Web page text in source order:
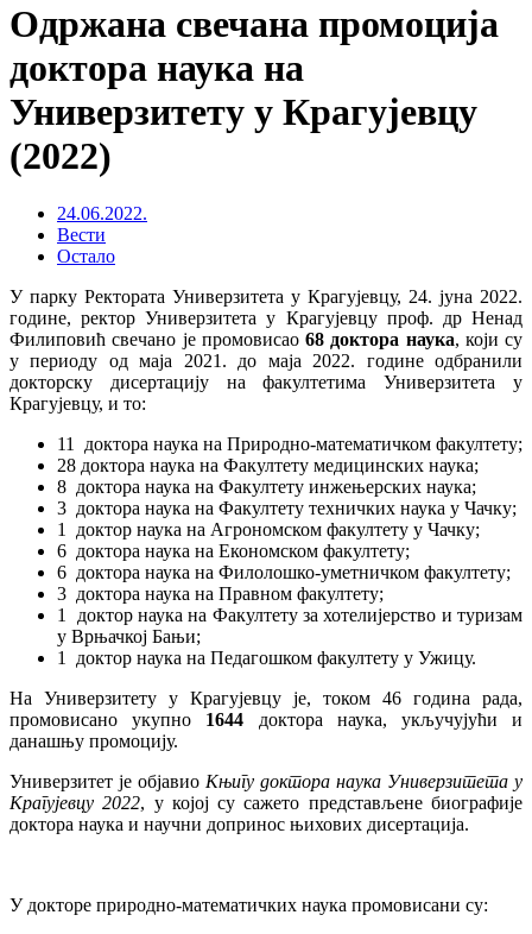
Одржана свечана промоција
доктора наука на
Универзитету у Крагујевцу
(2022)
24.06.2022.
Вести
Остало
У парку Ректората Универзитета у Крагујевцу, 24. јуна 2022.
године, ректор Универзитета у Крагујевцу проф. др Ненад
Филиповић свечано је промовисао 68 доктора наука, који су
у периоду од маја 2021. до маја 2022. године одбранили
докторску дисертацију на факултетима Универзитета у
Крагујевцу, и то:
11 доктора наука на Природно-математичком факултету;
28 доктора наука на Факултету медицинских наука;
8 доктора наука на Факултету инжењерских наука;
3 доктора наука на Факултету техничких наука у Чачку;
1 доктор наука на Агрономском факултету у Чачку;
6 доктора наука на Економском факултету;
6 доктора наука на Филолошко-уметничком факултету;
3 доктора наука на Правном факултету;
1 доктор наука на Факултету за хотелијерство и туризам
у Врњачкој Бањи;
1 доктор наука на Педагошком факултету у Ужицу.
На Универзитету у Крагујевцу је, током 46 година рада,
промовисано укупно 1644 доктора наука, укључујући и
данашњу промоцију.
Универзитет је објавио Књигу доктора наука Универзитета у
Крагујевцу 2022, у којој су сажето представљене биографије
доктора наука и научни допринос њихових дисертација.
У докторе природно-математичких наука промовисани су: